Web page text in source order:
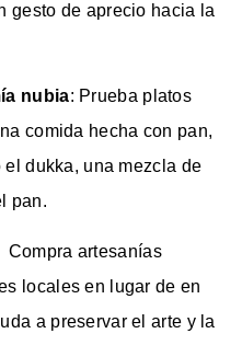
gesto de aprecio hacia la
nubia: Prueba platos
comida hecha con pan,
dukka, una mezcla de
pan.
Compra artesanías
locales en lugar de en
a preservar el arte y la